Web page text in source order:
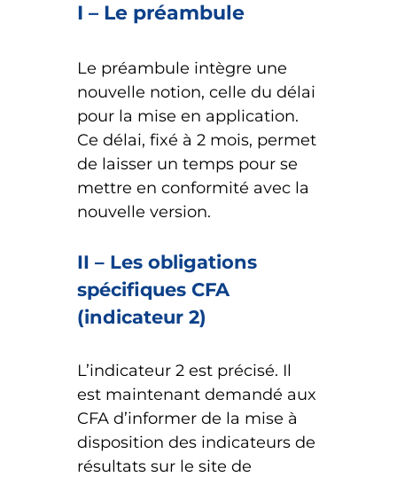
I – Le préambule
Le préambule intègre une
nouvelle notion, celle du délai
pour la mise en application.
Ce délai, fixé à 2 mois, permet
de laisser un temps pour se
mettre en conformité avec la
nouvelle version.
II – Les obligations
spécifiques CFA
(indicateur 2)
L’indicateur 2 est précisé. Il
est maintenant demandé aux
CFA d’informer de la mise à
disposition des indicateurs de
résultats sur le site de